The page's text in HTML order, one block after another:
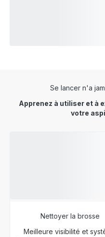
Se lancer n'a
Apprenez à utiliser et à
votre
Nettoyer la brosse
Meilleure visibilité et